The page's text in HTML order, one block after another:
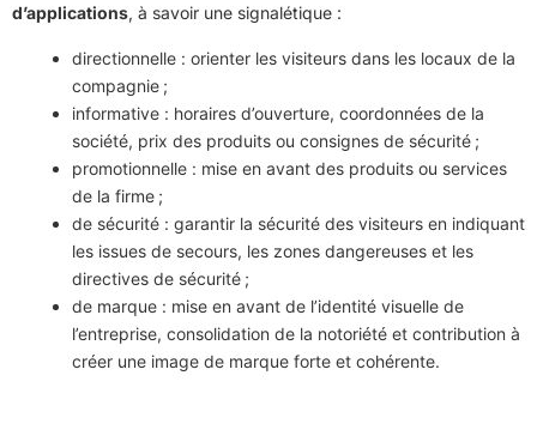
d’applications, à savoir une signalétique :
directionnelle : orienter les visiteurs dans les locaux de la
compagnie ;
informative : horaires d’ouverture, coordonnées de la
société, prix des produits ou consignes de sécurité ;
promotionnelle : mise en avant des produits ou services
de la firme ;
de sécurité : garantir la sécurité des visiteurs en indiquant
les issues de secours, les zones dangereuses et les
directives de sécurité ;
de marque : mise en avant de l’identité visuelle de
l’entreprise, consolidation de la notoriété et contribution à
créer une image de marque forte et cohérente.